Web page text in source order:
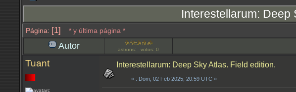
Interestellarum: Deep
Página: [1] * y última página *
Autor astrons: votos: 0
Tuant Interestellarum: Deep Sky Atlas. Field edition.
« : Dom, 02 Feb 2025, 20:59 UTC »